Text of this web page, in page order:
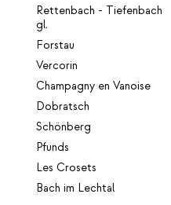
Rettenbach - Tiefenbach
gl.
Forstau
Vercorin
Champagny en Vanoise
Dobratsch
Schönberg
Pfunds
Les Crosets
Bach im Lechtal